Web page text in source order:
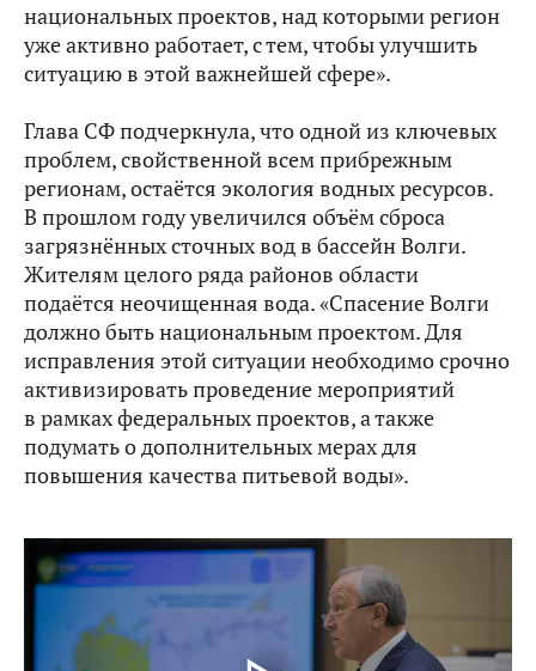
национальных проектов, над которыми регион
уже активно работает, с тем, чтобы улучшить
ситуацию в этой важнейшей сфере».
Глава СФ подчеркнула, что одной из ключевых
проблем, свойственной всем прибрежным
регионам, остаётся экология водных ресурсов.
В прошлом году увеличился объём сброса
загрязнённых сточных вод в бассейн Волги.
Жителям целого ряда районов области
подаётся неочищенная вода. «Спасение Волги
должно быть национальным проектом. Для
исправления этой ситуации необходимо срочно
активизировать проведение мероприятий
в рамках федеральных проектов, а также
подумать о дополнительных мерах для
повышения качества питьевой воды».